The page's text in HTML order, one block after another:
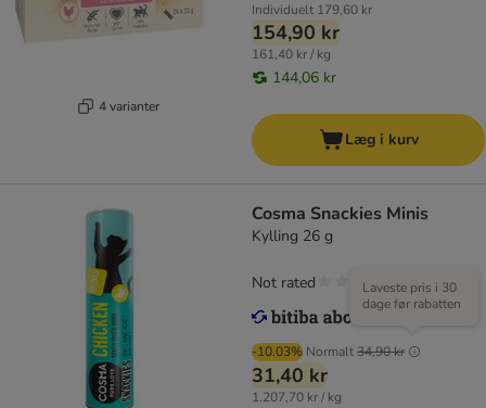
4 varianter
Individuelt 179,60 kr
154,90 kr
161,40 kr / kg
144,06 kr
Læg i kurv
Cosma Snackies Minis
Kylling 26 g
-10.03% Normalt34,90 kr
Laveste pris i 30
dage før rabatten
31,40 kr
1.207,70 kr / kg
Not rated